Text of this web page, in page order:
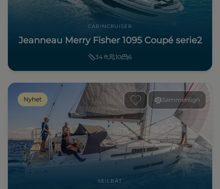
CABINCRUISER
Jeanneau Merry Fisher 1095 Coupé serie2
34 ft 10 6
Sammenlign
Nyhet
SEILBÅT